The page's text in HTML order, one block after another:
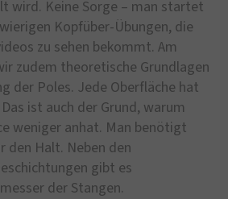
wird. Keine Sorge – man startet
Kopfüber-Übungen, die
zu sehen bekommt. Am
zudem theoretische Grundlagen
der Poles. Jede Oberfläche hat
ist auch der Grund, warum
weniger anhat. Man benötigt
Halt. Neben den
gibt es
der Stangen.